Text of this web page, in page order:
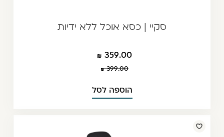
סקיי | כסא אוכל ללא ידיות
359.00
399.00
הוספה לסל